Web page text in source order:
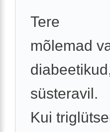
Tere
mõlemad
süsteravil.
Kui